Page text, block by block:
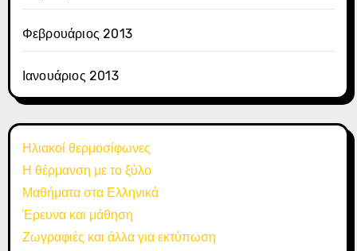
Φεβρουάριος 2013
Ιανουάριος 2013
Ηλιακοί θερμοσίφωνες
Η θέρμανση με το ξύλο
Μαθήματα στα Ελληνικά
Έρευνα και μάθηση
Ζωγραφιές και άλλα για εκτύπωση